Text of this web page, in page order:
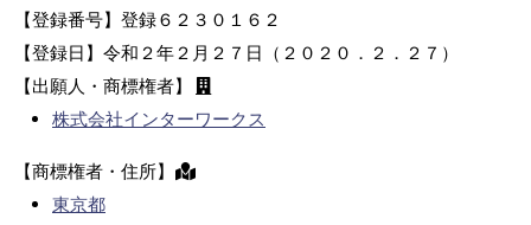
【登録番号】登録６２３０１６２
【登録日】令和２年２月２７日（２０２０．２．２７）
【出願人・商標権者】
株式会社インターワークス
【商標権者・住所】
東京都